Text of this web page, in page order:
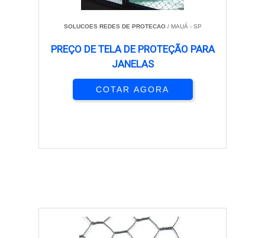
SOLUCOES REDES DE PROTECAO/ MAUÁ - SP
PREÇO DE TELA DE PROTEÇÃO PARA
JANELAS
COTAR AGORA